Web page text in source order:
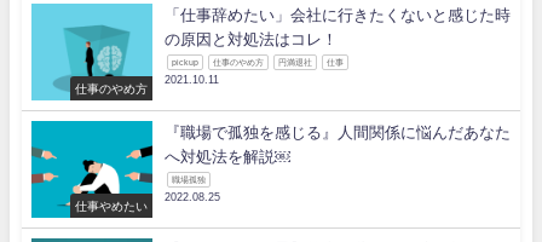
仕事のやめ方
「仕事辞めたい」会社に行きたくないと感じた時
の原因と対処法はコレ！
pickup 仕事のやめ方 円満退社 仕事
2021.10.11
仕事やめたい
『職場で孤独を感じる』人間関係に悩んだあなた
へ対処法を解説￼
職場孤独
2022.08.25